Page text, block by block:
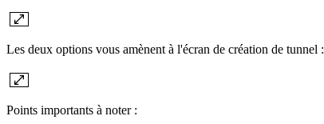
Les deux options vous amènent à l'écran de création de tunnel :
Points importants à noter :